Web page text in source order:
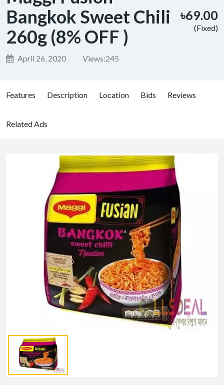
Bangkok Sweet Chili
260g (8% OFF )
April 26, 2020 Views:245
৳69.00
(Fixed)
Features Description Location Bids Reviews
Related Ads